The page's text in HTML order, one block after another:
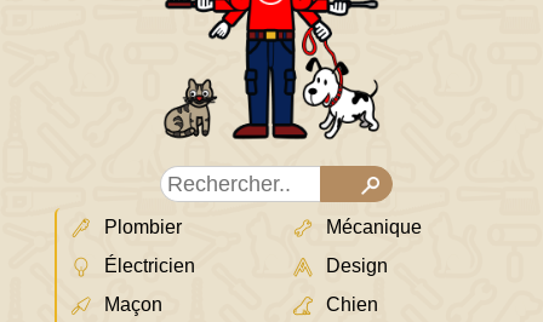
Plombier
Électricien
Maçon
Mécanique
Design
Chien